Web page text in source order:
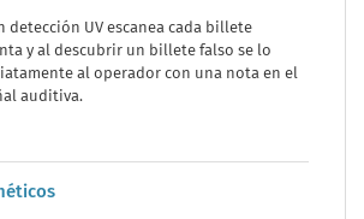
detección UV escanea cada billete
y al descubrir un billete falso se lo
al operador con una nota en el
auditiva.